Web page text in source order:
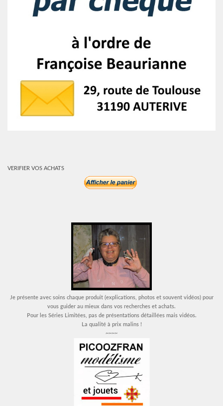
VERIFIER VOS ACHATS
Je présente avec soins chaque produit (explications, photos et souvent vidéos) pour
vous guider au mieux dans vos recherches et achats.
Pour les Séries Limitées, pas de présentations détaillées mais vidéos.
La qualité à prix malins !
~~~~